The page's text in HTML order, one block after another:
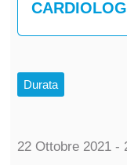
Durata
22 Ottobre 2021 -